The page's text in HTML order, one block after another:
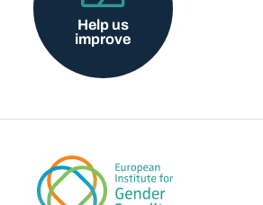
Help us
improve